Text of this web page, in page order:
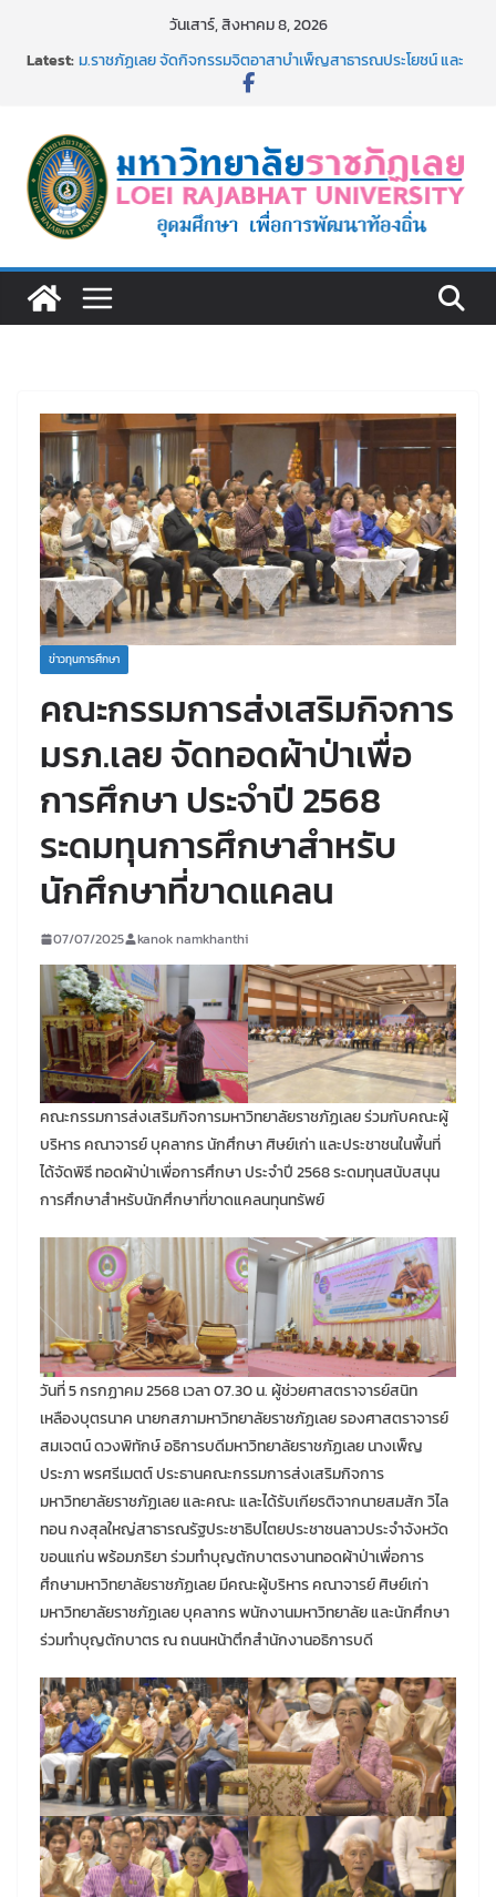
วันเสาร์, สิงหาคม 8, 2026
Latest:ม.ราชภัฏเลย จัดกิจกรรมจิตอาสาบำเพ็ญสาธารณประโยชน์ และ
เงินรายได้
ม.ราชภัฏเลย จัดมหกรรมวิชาการ เปิดบ้าน LRU ครั้งที่ 4 เปิดให้
นักเรียนมัธยมปลายค้นหาสาขาวิชาในฝัน สู่อนาคตที่ใช่
อธิการบดี มรภ.เลย ร่วมประชุมชี้แจงกับคณะอนุกรรมาธิการ
ประจำปีงบประมาณ พ.ศ. 2570
๑,๙๗๒ ชุด โดยวิธีเฉพาะเจาะจง
ข่าวทุนการศึกษา
คณะกรรมการส่งเสริมกิจการ
มรภ.เลย จัดทอดผ้าป่าเพื่อ
การศึกษา ประจำปี 2568
ระดมทุนการศึกษาสำหรับ
นักศึกษาที่ขาดแคลน
07/07/2025 kanok namkhanthi
คณะกรรมการส่งเสริมกิจการมหาวิทยาลัยราชภัฏเลย ร่วมกับคณะผู้
บริหาร คณาจารย์ บุคลากร นักศึกษา ศิษย์เก่า และประชาชนในพื้นที่
ได้จัดพิธี ทอดผ้าป่าเพื่อการศึกษา ประจำปี 2568 ระดมทุนสนับสนุน
การศึกษาสำหรับนักศึกษาที่ขาดแคลนทุนทรัพย์
วันที่ 5 กรกฏาคม 2568 เวลา 07.30 น. ผู้ช่วยศาสตราจารย์สนิท
เหลืองบุตรนาค นายกสภามหาวิทยาลัยราชภัฏเลย รองศาสตราจารย์
สมเจตน์ ดวงพิทักษ์ อธิการบดีมหาวิทยาลัยราชภัฏเลย นางเพ็ญ
ประภา พรศรีเมตต์ ประธานคณะกรรมการส่งเสริมกิจการ
มหาวิทยาลัยราชภัฏเลย และคณะ และได้รับเกียรติจากนายสมสัก วิไล
ทอน กงสุลใหญ่สาธารณรัฐประชาธิปไตยประชาชนลาวประจำจังหวัด
ขอนแก่น พร้อมภริยา ร่วมทำบุญตักบาตรงานทอดผ้าป่าเพื่อการ
ศึกษามหาวิทยาลัยราชภัฏเลย มีคณะผู้บริหาร คณาจารย์ ศิษย์เก่า
มหาวิทยาลัยราชภัฏเลย บุคลากร พนักงานมหาวิทยาลัย และนักศึกษา
ร่วมทำบุญตักบาตร ณ ถนนหน้าตึกสำนักงานอธิการบดี